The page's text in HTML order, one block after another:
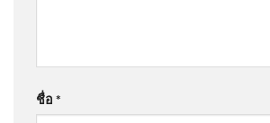
ชื่อ *